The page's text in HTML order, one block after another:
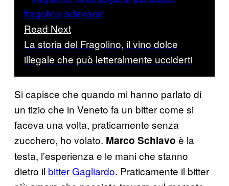
Read Next
La storia del Fragolino, il vino dolce
illegale che può letteralmente ucciderti
Si capisce che quando mi hanno parlato di
un tizio che in Veneto fa un bitter come si
faceva una volta, praticamente senza
zucchero, ho volato. Marco Schiavo è la
testa, l’esperienza e le mani che stanno
dietro il bitter Gagliardo. Praticamente il bitter